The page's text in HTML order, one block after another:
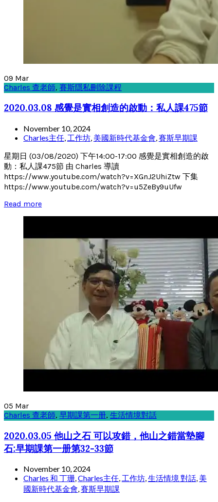
09 Mar
Charles 查老師, 賽斯隱私刪除課程
2020.03.08 感覺是實相創造的啟動：私人課475節
November 10, 2024
Charles主任, 工作坊, 美國新時代基金會,賽斯早期課
星期日 (03/08/2020) 下午14:00-17:00 感覺是實相創造的啟
動：私人課475節 由 Charles 導讀
https://www.youtube.com/watch?v=XGnJ2UhiZtw 下集
https://www.youtube.com/watch?v=u5ZeBy9uUfw
Read more
05 Mar
Charles 查老師, 早期課第一册, 生活情境對話
2020.03.05 他山之石 可以攻錯，他山之錯當墊腳
石:早期課第一册第32-33節
November 10, 2024
Charles 和 丁珊,Charles主任, 工作坊,生活情境 對話, 美
國新時代基金會,賽斯早期課